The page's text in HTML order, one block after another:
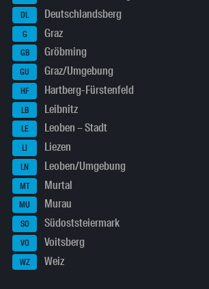
DL Deutschlandsberg
G Graz
GB Gröbming
GU Graz/Umgebung
HF Hartberg-Fürstenfeld
LB Leibnitz
LE Leoben – Stadt
LI Liezen
LN Leoben/Umgebung
MT Murtal
MU Murau
SO Südoststeiermark
VO Voitsberg
WZ Weiz